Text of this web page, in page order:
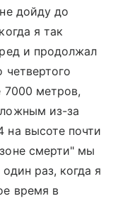
дойду до
я так
и продолжал
четвертого
7000 метров,
из-за
высоте почти
смерти" мы
раз, когда я
время в